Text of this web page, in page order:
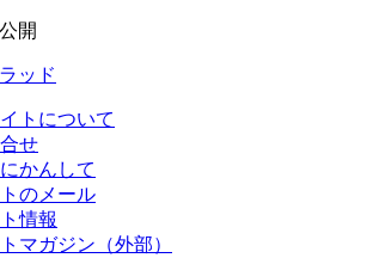
開
ッド
トについて
せ
かんして
のメール
情報
マガジン（外部）